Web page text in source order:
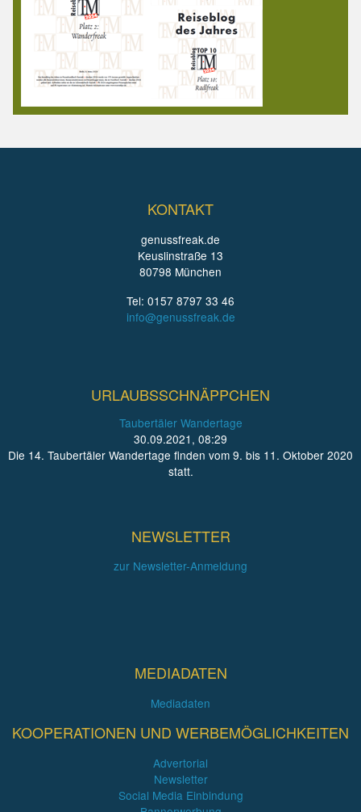
KONTAKT
genussfreak.de
Keuslinstraße 13
80798 München
Tel: 0157 8797 33 46
info@genussfreak.de
URLAUBSSCHNÄPPCHEN
Taubertäler Wandertage
30.09.2021, 08:29
Die 14. Taubertäler Wandertage finden vom 9. bis 11. Oktober 2020
statt.
NEWSLETTER
zur Newsletter-Anmeldung
MEDIADATEN
Mediadaten
KOOPERATIONEN UND WERBEMÖGLICHKEITEN
Advertorial
Newsletter
Social Media Einbindung